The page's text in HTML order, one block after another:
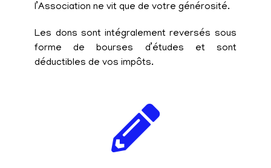
l’Association ne vit que de votre générosité.
Les dons sont intégralement reversés sous
forme de bourses d’études et sont
déductibles de vos impôts.